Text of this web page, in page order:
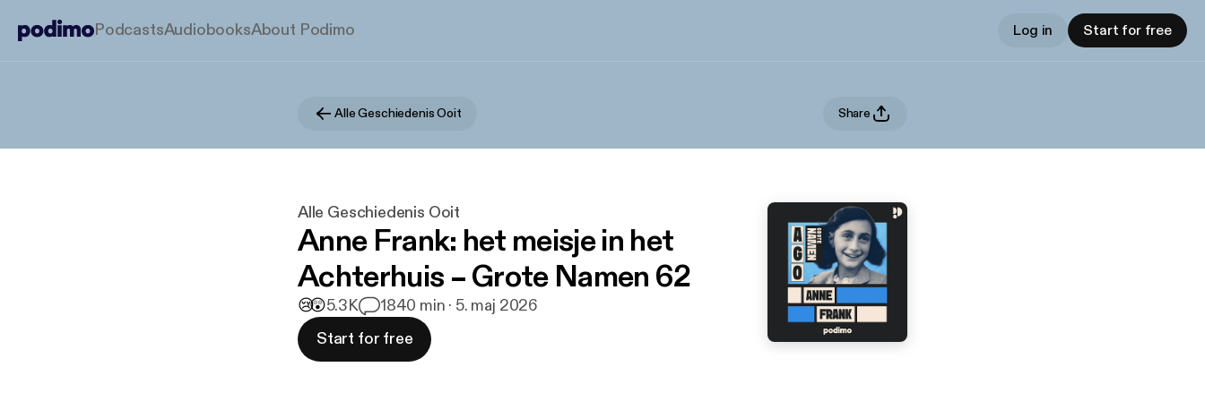
PodcastsAudiobooksAbout Podimo Log in Start for free
Alle Geschiedenis Ooit Share
Alle Geschiedenis Ooit
Anne Frank: het meisje in het
Achterhuis – Grote Namen 62
😢😲5.3K 1840 min · 5. maj 2026
Start for free